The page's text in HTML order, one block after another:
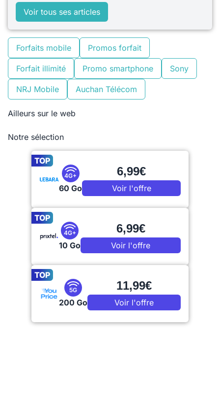
Voir tous ses articles
Forfaits mobile Promos forfait
Forfait illimité Promo smartphone Sony
NRJ Mobile Auchan Télécom
Ailleurs sur le web
Notre sélection
TOP
4G+
60 Go
6,99€
Voir l'offre
TOP
4G+
10 Go
6,99€
Voir l'offre
TOP
5G
200 Go
11,99€
Voir l'offre